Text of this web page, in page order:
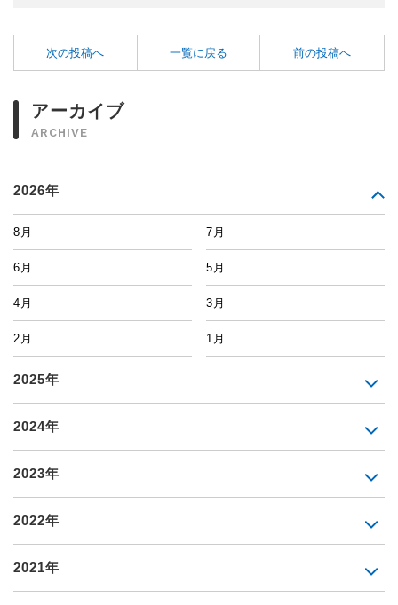
次の投稿へ 一覧に戻る 前の投稿へ
アーカイブ
ARCHIVE
2026年
8月 7月
6月 5月
4月 3月
2月 1月
2025年
2024年
2023年
2022年
2021年